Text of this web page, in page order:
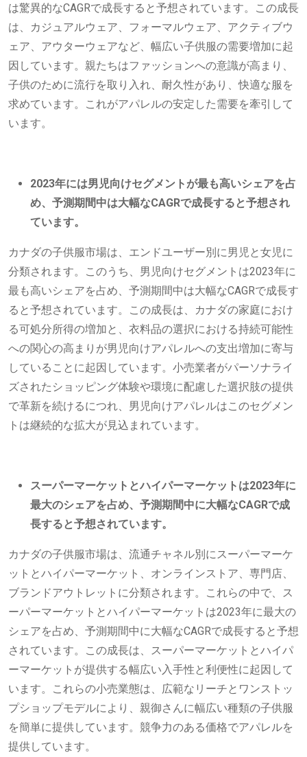
は驚異的なCAGRで成長すると予想されています。この成長
は、カジュアルウェア、フォーマルウェア、アクティブウ
ェア、アウターウェアなど、幅広い子供服の需要増加に起
因しています。親たちはファッションへの意識が高まり、
子供のために流行を取り入れ、耐久性があり、快適な服を
求めています。これがアパレルの安定した需要を牽引して
います。
2023年には男児向けセグメントが最も高いシェアを占
め、予測期間中は大幅なCAGRで成長すると予想され
ています。
カナダの子供服市場は、エンドユーザー別に男児と女児に
分類されます。このうち、男児向けセグメントは2023年に
最も高いシェアを占め、予測期間中は大幅なCAGRで成長す
ると予想されています。この成長は、カナダの家庭におけ
る可処分所得の増加と、衣料品の選択における持続可能性
への関心の高まりが男児向けアパレルへの支出増加に寄与
していることに起因しています。小売業者がパーソナライ
ズされたショッピング体験や環境に配慮した選択肢の提供
で革新を続けるにつれ、男児向けアパレルはこのセグメン
トは継続的な拡大が見込まれています。
スーパーマーケットとハイパーマーケットは2023年に
最大のシェアを占め、予測期間中に大幅なCAGRで成
長すると予想されています。
カナダの子供服市場は、流通チャネル別にスーパーマーケ
ットとハイパーマーケット、オンラインストア、専門店、
ブランドアウトレットに分類されます。これらの中で、ス
ーパーマーケットとハイパーマーケットは2023年に最大の
シェアを占め、予測期間中に大幅なCAGRで成長すると予想
されています。この成長は、スーパーマーケットとハイパ
ーマーケットが提供する幅広い入手性と利便性に起因して
います。これらの小売業態は、広範なリーチとワンストッ
プショップモデルにより、親御さんに幅広い種類の子供服
を簡単に提供しています。競争力のある価格でアパレルを
提供しています。